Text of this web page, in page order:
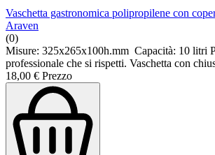
Vaschetta gastronomica polipropilene con
Araven
(0)
Misure: 325x265x100h.mm Capacità: 10 litri
professionale che si rispetti. Vaschetta con
18,00 € Prezzo